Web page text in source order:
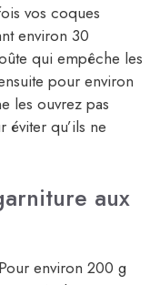
vos coques
environ 30
qui empêche les
pour environ
les ouvrez pas
éviter qu’ils ne
aux
environ 200 g